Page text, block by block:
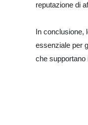
reputazione di
In conclusione,
essenziale per
che supportano